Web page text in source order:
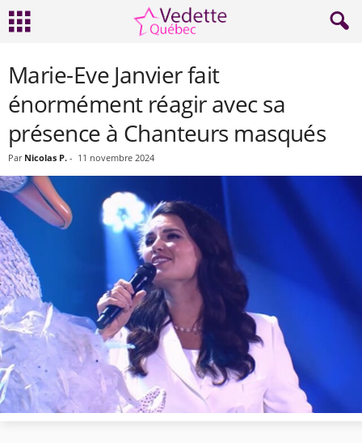
Marie-Eve Janvier fait
énormément réagir avec sa
présence à Chanteurs masqués
Par Nicolas P. - 11 novembre 2024